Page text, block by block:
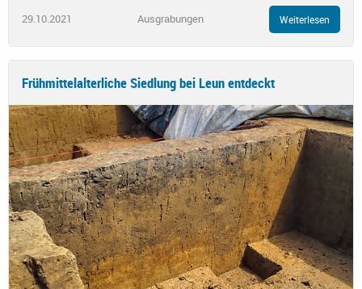
29.10.2021 Ausgrabungen Weiterlesen
Frühmittelalterliche Siedlung bei Leun entdeckt